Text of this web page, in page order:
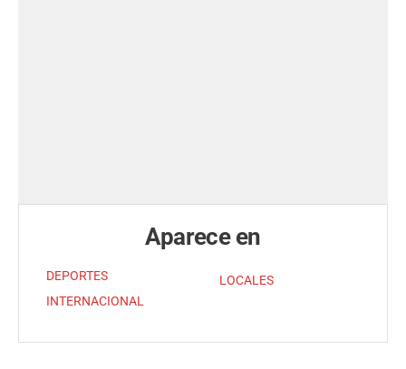
Aparece en
DEPORTES
INTERNACIONAL
LOCALES